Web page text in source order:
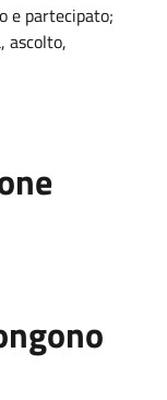
e partecipato;
ascolto,